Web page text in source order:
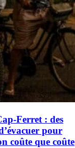
Ferret : des
pour
coûte que coûte